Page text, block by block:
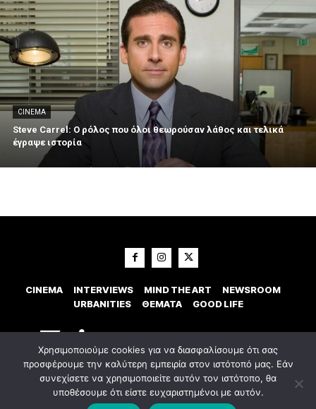
CINEMA
Steve Carrel: Ο ρόλος που όλοι θεωρούσαν λάθος και τελικά
έγραψε ιστορία
CINEMA INTERVIEWS MIND THE ART
NEWSROOM
URBANITIES
ΘΕΜΑΤΑ GOOD LIFE
© 2023 Εxostispress - All right reserved. Κατασκευή Ιστοσελίδας
digital agency
Χρησιμοποιούμε cookies για να διασφαλίσουμε ότι σας
προσφέρουμε την καλύτερη εμπειρία στον ιστότοπό μας. Εάν
συνεχίσετε να χρησιμοποιείτε αυτόν τον ιστότοπο, θα
υποθέσουμε ότι είστε ευχαριστημένοι με αυτόν.